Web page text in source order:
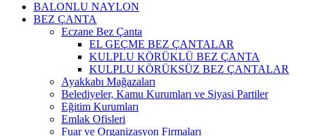
BALONLU NAYLON
BEZ ÇANTA
Eczane Bez Çanta
EL GEÇME BEZ ÇANTALAR
KULPLU KÖRÜKLÜ BEZ ÇANTA
KULPLU KÖRÜKSÜZ BEZ ÇANTALAR
Ayakkabı Mağazaları
Belediyeler, Kamu Kurumları ve Siyasi Partiler
Eğitim Kurumları
Emlak Ofisleri
Fuar ve Organizasyon Firmaları